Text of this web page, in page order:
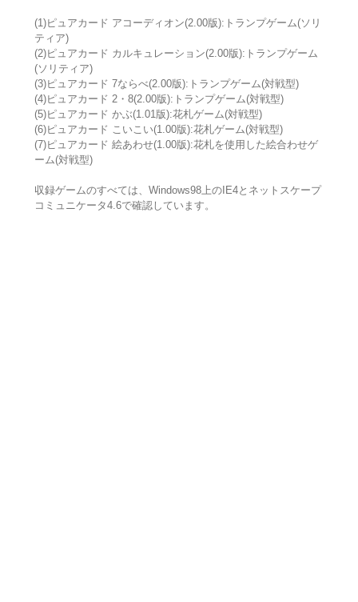
(1)ピュアカード アコーディオン(2.00版):トランプゲーム(ソリ
ティア)
(2)ピュアカード カルキュレーション(2.00版):トランプゲーム
(ソリティア)
(3)ピュアカード 7ならべ(2.00版):トランプゲーム(対戦型)
(4)ピュアカード 2・8(2.00版):トランプゲーム(対戦型)
(5)ピュアカード かぶ(1.01版):花札ゲーム(対戦型)
(6)ピュアカード こいこい(1.00版):花札ゲーム(対戦型)
(7)ピュアカード 絵あわせ(1.00版):花札を使用した絵合わせゲ
ーム(対戦型)
収録ゲームのすべては、Windows98上のIE4とネットスケープ
コミュニケータ4.6で確認しています。